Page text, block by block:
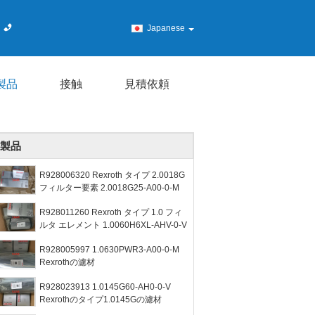
Japanese
品 接触 見積依頼
製品
R928006320 Rexroth タイプ 2.0018G
フィルター要素 2.0018G25-A00-0-M
R928011260 Rexroth タイプ 1.0 フィ
ルタ エレメント 1.0060H6XL-AHV-0-V
R928005997 1.0630PWR3-A00-0-M
Rexrothの濾材
R928023913 1.0145G60-AH0-0-V
Rexrothのタイプ1.0145Gの濾材